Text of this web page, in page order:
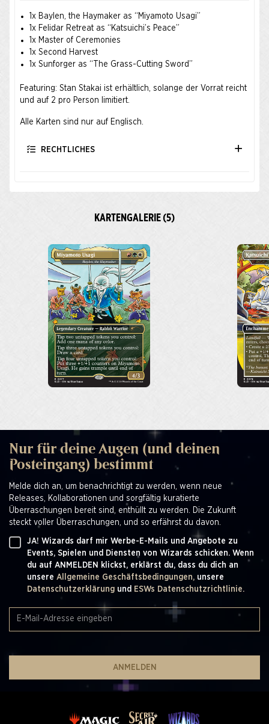
1x Baylen, the Haymaker as “Miyamoto Usagi”
1x Felidar Retreat as “Katsuichi’s Peace”
1x Master of Ceremonies
1x Second Harvest
1x Sunforger as “The Grass-Cutting Sword”
Featuring: Stan Stakai ist erhältlich, solange der Vorrat reicht
und auf 2 pro Person limitiert.
Alle Karten sind nur auf Englisch.
RECHTLICHES
KARTENGALERIE (5)
Nur für deine Augen (und deinen
Posteingang) bestimmt
Melde dich an, um benachrichtigt zu werden, wenn neue
Releases, Kollaborationen und sorgfältig kuratierte
Überraschungen bereit sind, enthüllt zu werden. Die Zukunft
steckt voller Überraschungen, und so erfährst du davon.
JA! Wizards darf mir Werbe-E-Mails und Angebote zu
Events, Spielen und Diensten von Wizards schicken. Wenn
du auf ANMELDEN klickst, erklärst du, dass du dich an
unsere Allgemeine Geschäftsbedingungen, unsere
Datenschutzerklärung und ESWs Datenschutzrichtlinie.
ANMELDEN